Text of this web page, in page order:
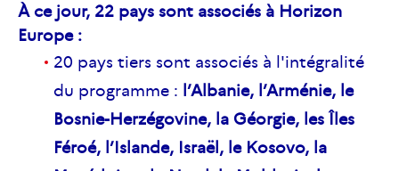
À ce jour, 22 pays sont associés à Horizon
Europe :
20 pays tiers sont associés à l'intégralité
du programme : l’Albanie, l’Arménie, le
Bosnie-Herzégovine, la Géorgie, les Îles
Féroé, l’Islande, Israël, le Kosovo, la